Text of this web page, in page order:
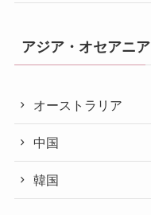
アジア・オセアニア
オーストラリア
中国
韓国